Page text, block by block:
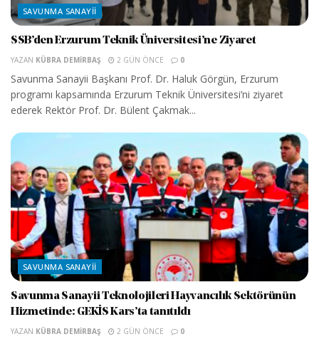
SAVUNMA SANAYII
SSB’den Erzurum Teknik Üniversitesi’ne Ziyaret
YAZAN KÜBRA DEMIRBAŞ 2 GÜN ÖNCE 0
Savunma Sanayii Başkanı Prof. Dr. Haluk Görgün, Erzurum
programı kapsamında Erzurum Teknik Üniversitesi’ni ziyaret
ederek Rektör Prof. Dr. Bülent Çakmak...
SAVUNMA SANAYII
Savunma Sanayii Teknolojileri Hayvancılık Sektörünün
Hizmetinde: GEKİS Kars’ta tanıtıldı
YAZAN KÜBRA DEMIRBAŞ 2 GÜN ÖNCE 0